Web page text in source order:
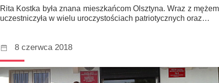
Rita Kostka była znana mieszkańcom Olsztyna. Wraz z mężem
uczestniczyła w wielu uroczystościach patriotycznych oraz…
8 czerwca 2018